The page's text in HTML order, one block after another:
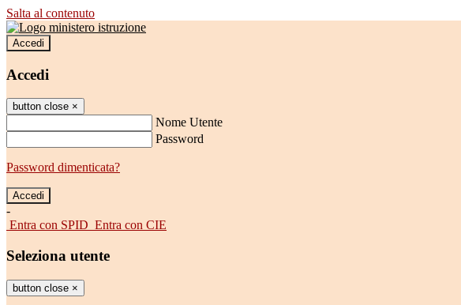
Salta al contenuto
Accedi
Accedi
button close ×
Nome Utente
Password
Password dimenticata?
-
Entra con SPID Entra con CIE
Seleziona utente
button close ×